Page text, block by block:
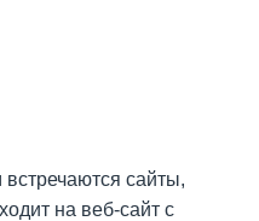
сайты,
на веб-сайт с